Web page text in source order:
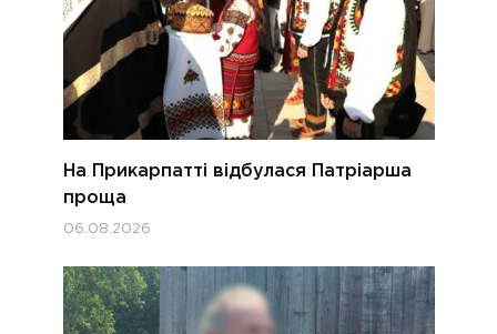
На Прикарпатті відбулася Патріарша
проща
06.08.2026